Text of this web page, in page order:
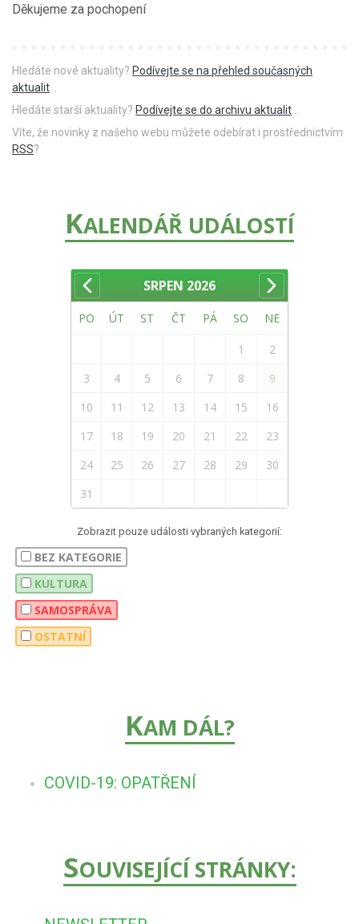
Děkujeme za pochopení
Hledáte nové aktuality? Podívejte se na přehled současných
aktualit
Hledáte starší aktuality? Podívejte se do archivu aktualit
Víte, že novinky z našeho webu můžete odebírat i prostřednictvím
RSS?
KALENDÁŘ UDÁLOSTÍ
SRPEN 2026
PO ÚT ST ČT PÁ SO NE
1
2
3
4 5 6 7 8
9
10
11 12 13 14 15
16
17
18 19 20 21 22
23
24
25 26 27 28 29
30
31
Zobrazit pouze události vybraných kategorií:
BEZ KATEGORIE
KULTURA
SAMOSPRÁVA
OSTATNÍ
KAM DÁL?
COVID-19: OPATŘENÍ
SOUVISEJÍCÍ STRÁNKY: